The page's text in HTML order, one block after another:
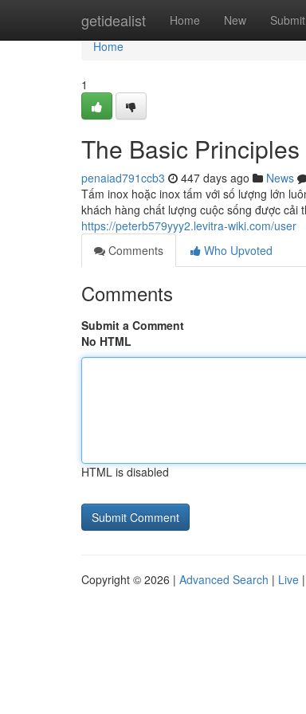
getidealist Home New Submit
Home
Home
1
The Basic
penaiad791ccb3 447 days ago News
Tấm inox hoặc inox tấm với số lượng lớn
khách hàng chất lượng cuộc sống được cải
https://peterb579yyy2.levitra-wiki.com/user
Comments
Who Upvoted
Comments
Submit a Comment
No HTML
HTML is disabled
Copyright © 2026 | Advanced Search | Live |